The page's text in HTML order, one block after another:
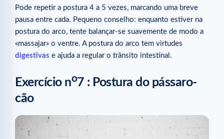
Pode repetir a postura 4 a 5 vezes, marcando uma breve
pausa entre cada. Pequeno conselho: enquanto estiver na
postura do arco, tente balançar-se suavemente de modo a
«massajar» o ventre. A postura do arco tem virtudes
digestivas e ajuda a regular o trânsito intestinal.
Exercício no7 : Postura do pássaro-
cão